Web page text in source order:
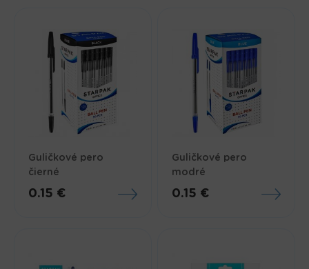
Guličkové pero
čierné
0.15 €
Guličkové pero
modré
0.15 €